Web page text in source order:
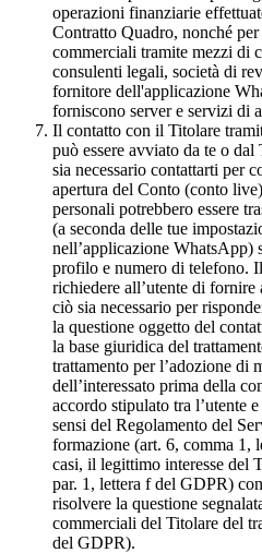
operazioni finanziarie
Contratto Quadro, nonché
commerciali tramite mezzi di
consulenti legali, società di
fornitore dell'applicazione
forniscono server e servizi di
Il contatto con il Titolare
può essere avviato da te o
sia necessario contattarti per
apertura del Conto (conto
personali potrebbero essere
(a seconda delle tue
nell’applicazione WhatsApp)
profilo e numero di telefono.
richiedere all’utente di
ciò sia necessario per
la questione oggetto del
la base giuridica del
trattamento per l’adozione di
dell’interessato prima della
accordo stipulato tra l’utente
sensi del Regolamento del
formazione (art. 6, comma 1,
casi, il legittimo interesse del
par. 1, lettera f del GDPR)
risolvere la questione
commerciali del Titolare del
del GDPR).